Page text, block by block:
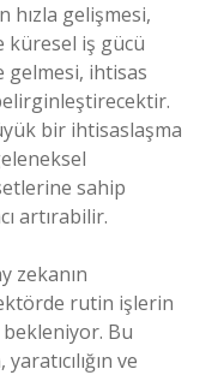
hızla gelişmesi,
küresel iş gücü
gelmesi, ihtisas
bir ihtisaslaşma
sahip
artırabilir.
zekanın
rutin işlerin
bekleniyor. Bu
ve